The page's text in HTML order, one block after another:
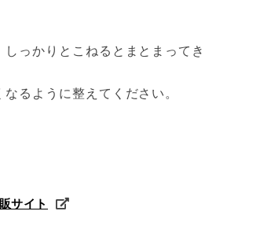
っかりとこねるとまとまってき
るように整えてください。
サイト